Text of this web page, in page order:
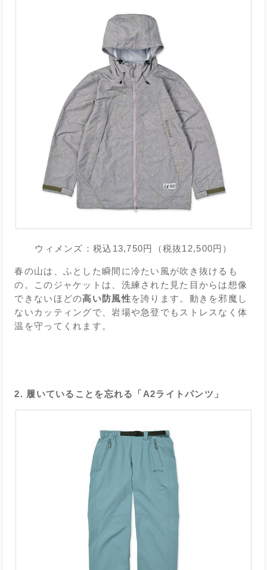
ウィメンズ：税込13,750円（税抜12,500円）
春の山は、ふとした瞬間に冷たい風が吹き抜けるも
の。このジャケットは、洗練された見た目からは想像
できないほどの高い防風性を誇ります。動きを邪魔し
ないカッティングで、岩場や急登でもストレスなく体
温を守ってくれます。
2. 履いていることを忘れる「A2ライトパンツ」